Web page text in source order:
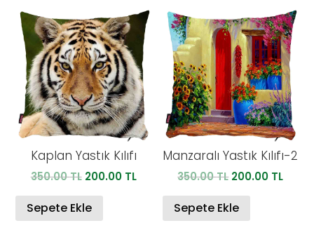
Kaplan Yastık Kılıfı
350.00TL Orijinal
350.00 TL.
200.00 TLŞu
200.00 TL.
Sepete Ekle
Manzaralı Yastık Kılıfı-2
350.00TL Orijinal
350.00 TL.
200.00 TLŞu
Sepete Ekle